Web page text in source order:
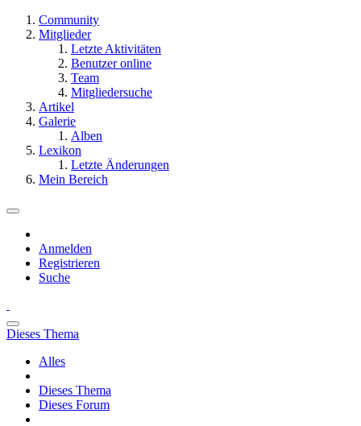
Community
Mitglieder
Letzte Aktivitäten
Benutzer online
Team
Mitgliedersuche
Artikel
Galerie
Alben
Lexikon
Letzte Änderungen
Mein Bereich
Anmelden
Registrieren
Suche
Dieses Thema
Alles
Dieses Thema
Dieses Forum